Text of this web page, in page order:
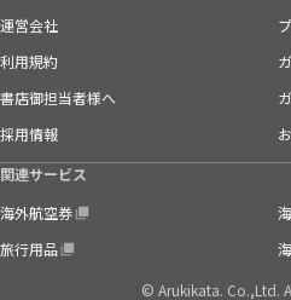
運営会社
利用規約
書店御担当者様へ
採用情報
関連サービス
海外航空券
旅行用品
© Arukikata. Co.,Ltd.